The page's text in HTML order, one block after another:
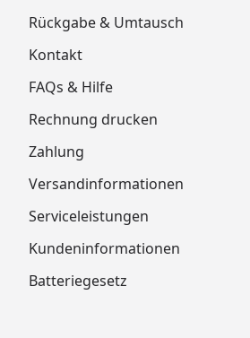
Rückgabe & Umtausch
Kontakt
FAQs & Hilfe
Rechnung drucken
Zahlung
Versandinformationen
Serviceleistungen
Kundeninformationen
Batteriegesetz